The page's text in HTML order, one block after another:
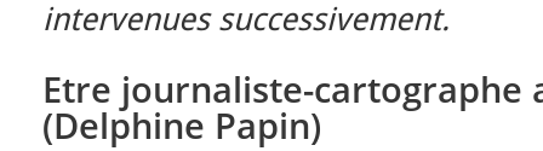
intervenues successivement.
Etre journaliste-cartographe
(Delphine Papin)